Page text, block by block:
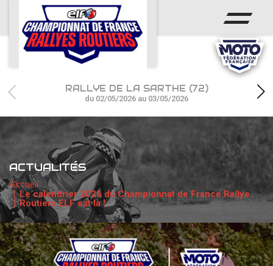
ACCUEIL
ACTUS
CALENDRIER
CHAMPIONNAT
RÉSULTATS
PHOTOS / WEB TV
PARTENAIRES
RALLYE DE LA SARTHE (72)
du 02/05/2026 au 03/05/2026
ACTUALITÉS
Accueil
Le calendrier 2026 du Championnat de France Rallye
Routiers ELF est là !